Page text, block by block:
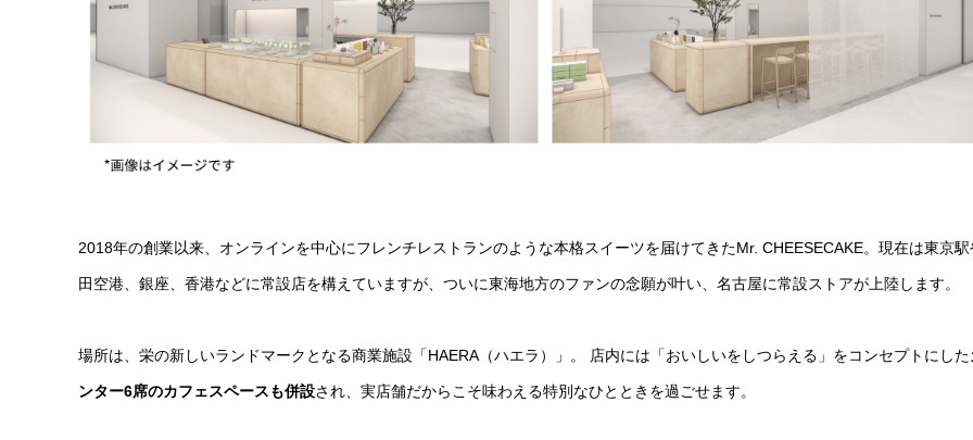
2018年の創業以来、オンラインを中心にフレンチレストランのような本格スイーツを届けてきたMr. CHEESECAKE。現在は東京駅
田空港、銀座、香港などに常設店を構えていますが、ついに東海地方のファンの念願が叶い、名古屋に常設ストアが上陸します。
場所は、栄の新しいランドマークとなる商業施設「HAERA（ハエラ）」。 店内には「おいしいをしつらえる」をコンセプトにした
ンター6席のカフェスペースも併設され、実店舗だからこそ味わえる特別なひとときを過ごせます。